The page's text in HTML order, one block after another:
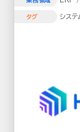
定資
タグ シス